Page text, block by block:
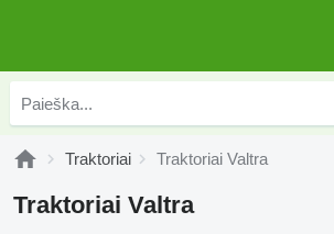
Traktoriai Traktoriai Valtra
Traktoriai Valtra